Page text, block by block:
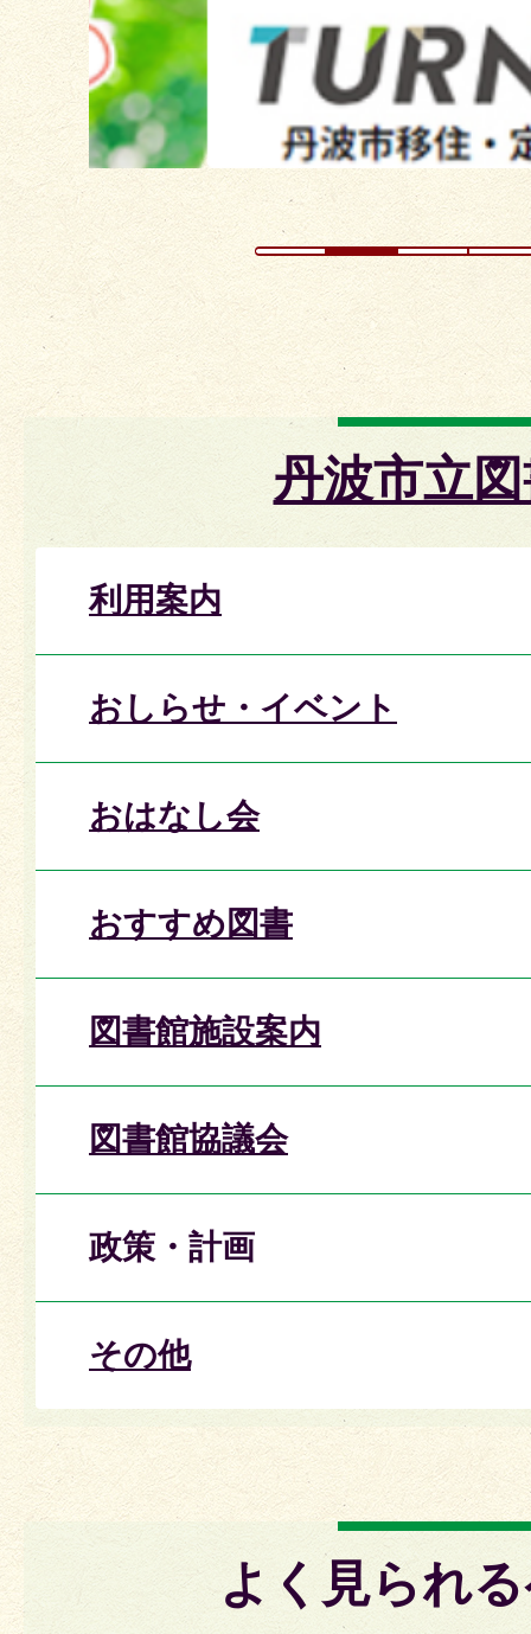
イ
ド
丹波市立
利用案内
おしらせ・イベント
おはなし会
おすすめ図書
図書館施設案内
図書館協議会
政策・計画
その他
よく見られ